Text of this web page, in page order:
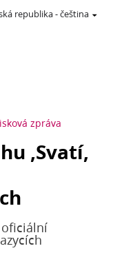
republika-čeština
zpráva
‚Svatí,